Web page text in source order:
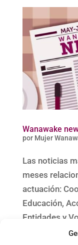
Wanawake
por Mujer
Las noticias
meses
actuación:
Educación,
Entidades y